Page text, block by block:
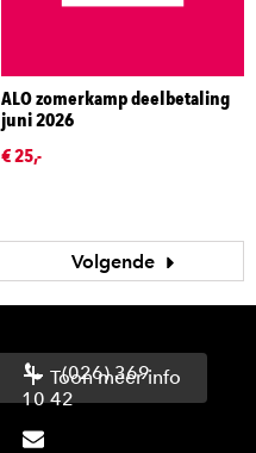
ALO zomerkamp deelbetaling
juni 2026
€ 25,-
Volgende
(026) 369
10 42
Toon meer info